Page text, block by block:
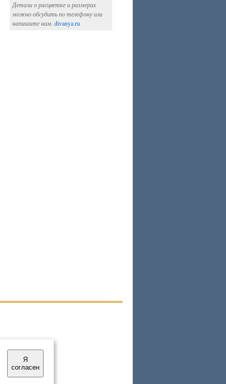
Детали о расцветке и размерах
можно обсудить по телефону или
напишите нам. divanya.ru
Я
согласен